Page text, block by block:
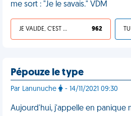
me sort : "Je le savais." VDM
JE VALIDE, C'EST UNE VDM 962
Pépouze le type
Par Lanunuche - 14/11/2021 09:30
Aujourd'hui, j'appelle en panique